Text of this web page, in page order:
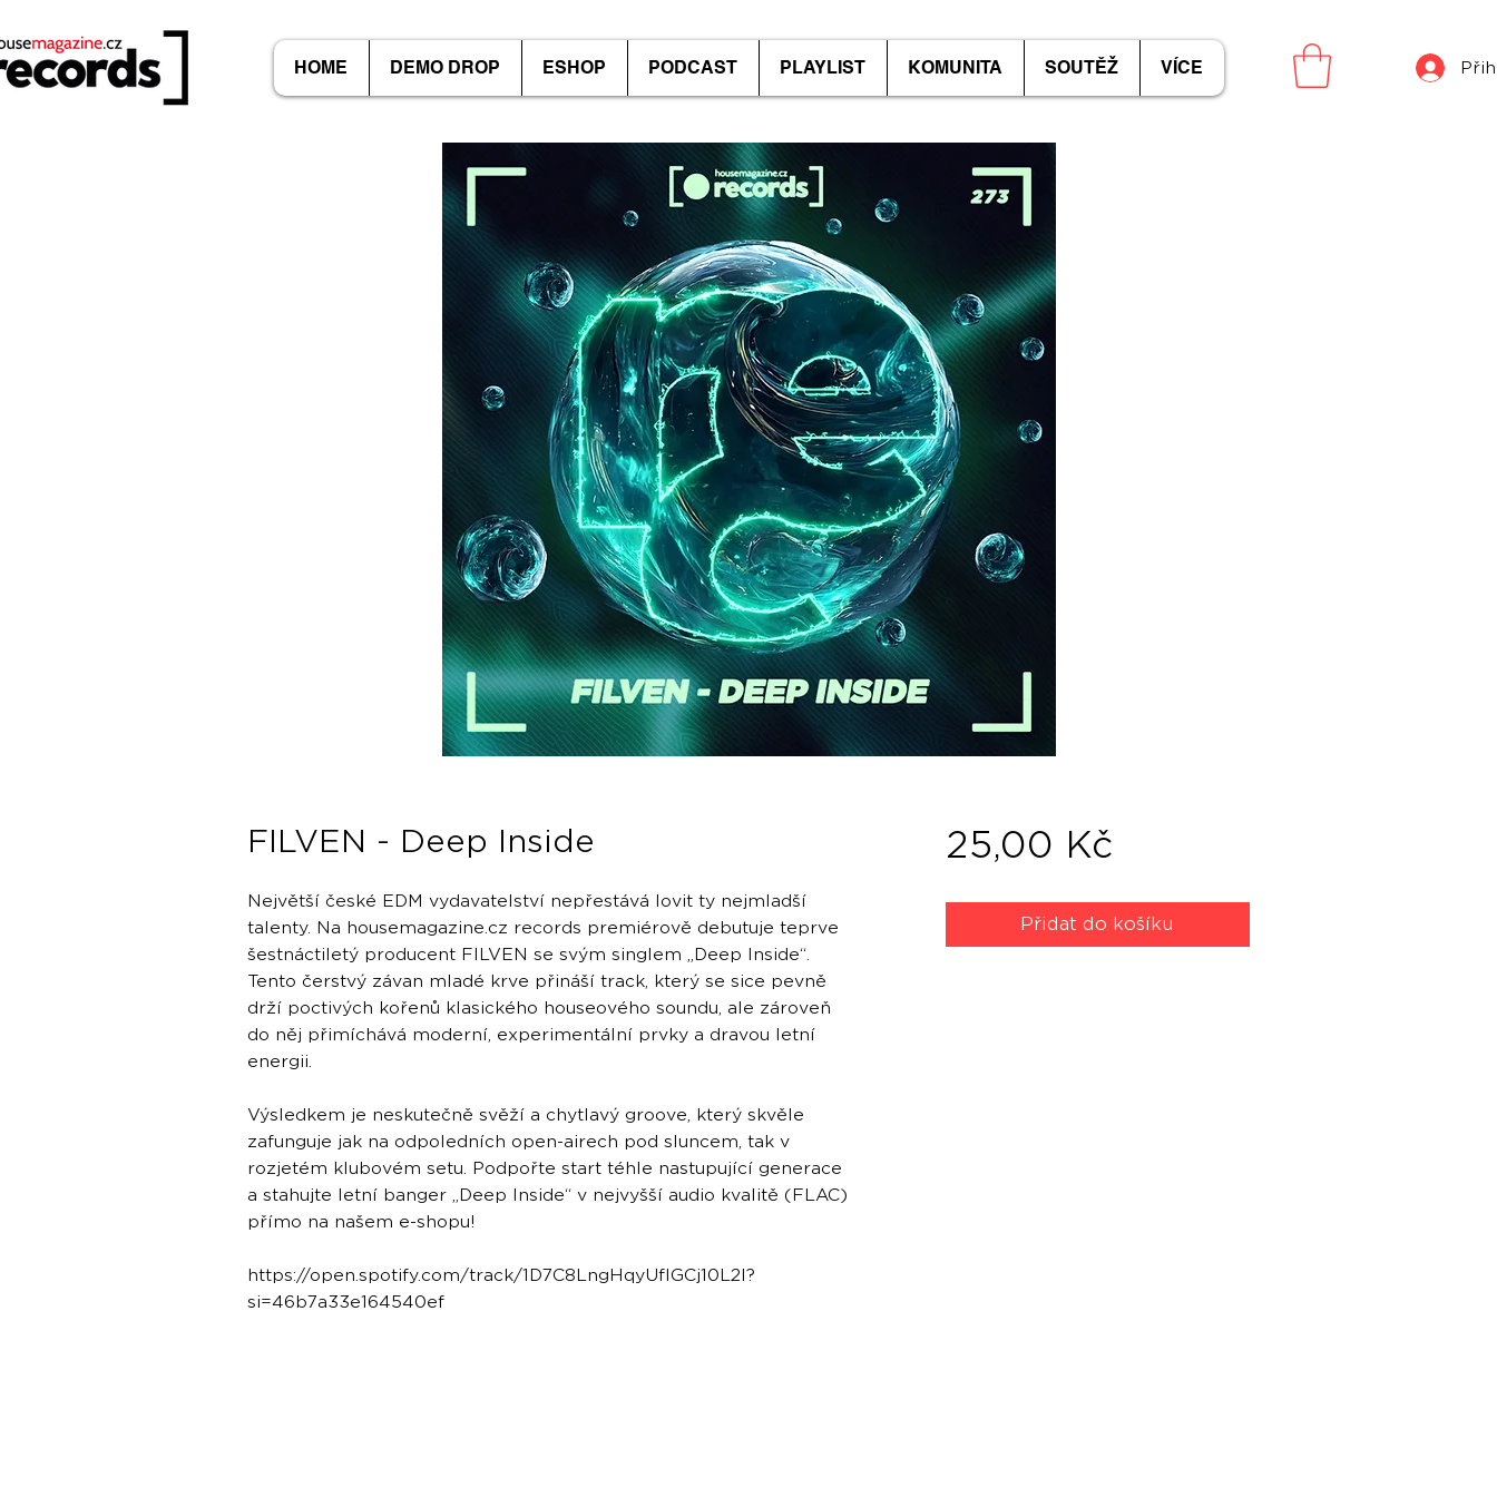
HOME DEMO DROP ESHOP PODCAST PLAYLIST KOMUNITA SOUTĚŽ VÍCE
FILVEN - Deep Inside
Největší české EDM vydavatelství nepřestává lovit ty nejmladší
talenty. Na housemagazine.cz records premiérově debutuje teprve
šestnáctiletý producent FILVEN se svým singlem „Deep Inside“.
Tento čerstvý závan mladé krve přináší track, který se sice pevně
drží poctivých kořenů klasického houseového soundu, ale zároveň
do něj přimíchává moderní, experimentální prvky a dravou letní
energii.
Výsledkem je neskutečně svěží a chytlavý groove, který skvěle
zafunguje jak na odpoledních open-airech pod sluncem, tak v
rozjetém klubovém setu. Podpořte start téhle nastupující generace
a stahujte letní banger „Deep Inside“ v nejvyšší audio kvalitě (FLAC)
přímo na našem e-shopu!
https://open.spotify.com/track/1D7C8LngHqyUfIGCj10L2I?
si=46b7a33e164540ef
25,00 KčCena
Přidat do košíku